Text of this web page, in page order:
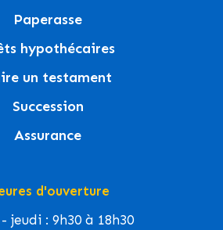
Paperasse
hypothécaires
un testament
Succession
Assurance
d'ouverture
jeudi : 9h30 à 18h30